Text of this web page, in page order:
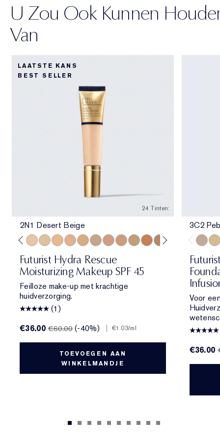
U Zou Ook Kunnen
Van
LAATSTE KANS
BEST SELLER
24 Tinten:
2N1 Desert Beige
2N1 Desert Beige
1W2 Sand
2W1 Dawn
3N1 Ivory Beige
Futurist Hydra Rescue
Moisturizing Makeup SPF 45
Feilloze make-up met krachtige
huidverzorging.
(1)
€36.00€60.00 (-40%) €1.03/ml
TOEVOEGEN AAN
WINKELMANDJE
3C2
Voor
€36.00